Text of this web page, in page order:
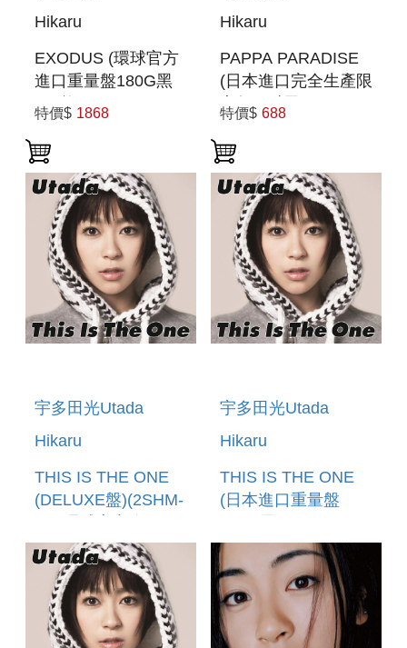
Hikaru
EXODUS (環球官方
進口重量盤180G黑
膠2枚組)
特價$ 1868
Hikaru
PAPPA PARADISE
(日本進口完全生產限
定盤(7吋黑膠LP))
特價$ 688
宇多田光Utada
Hikaru
THIS IS THE ONE
(DELUXE盤)(2SHM-
(預購至6/12 12:00
止)
宇多田光Utada
Hikaru
THIS IS THE ONE
(日本進口重量盤
至5/24 12:00止)